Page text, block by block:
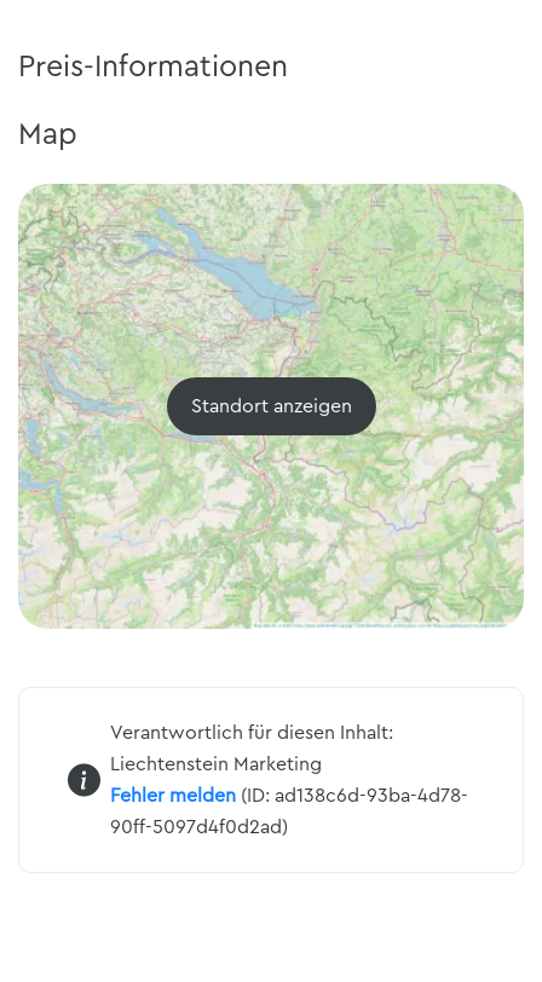
Preis-Informationen
Map
Standort anzeigen
Verantwortlich für diesen Inhalt:
Liechtenstein Marketing
Fehler melden (ID: ad138c6d-93ba-4d78-
90ff-5097d4f0d2ad)